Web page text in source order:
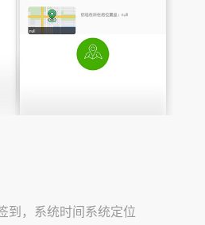
到，系统时间系统定位